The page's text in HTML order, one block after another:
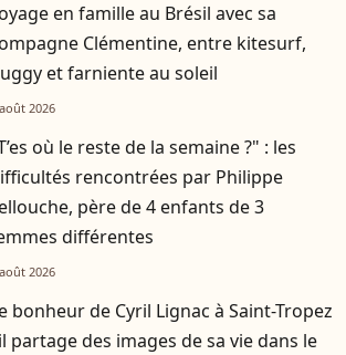
en famille au Brésil avec sa
Clémentine, entre kitesurf,
et farniente au soleil
2026
où le reste de la semaine ?" : les
rencontrées par Philippe
père de 4 enfants de 3
différentes
2026
bonheur de Cyril Lignac à Saint-Tropez
partage des images de sa vie dans le